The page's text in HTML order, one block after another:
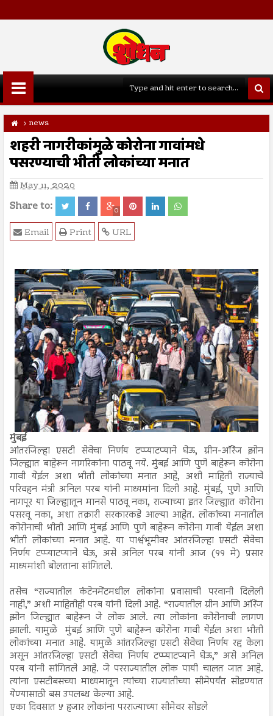
news
शहरी नागरीकांमुळे कोरोना गावांमधे
पसरण्याची भीती लोकांच्या मनात
May 11, 2020
Share to: 0
URL
Print
Email
मुंबई
आंतरजिल्हा एसटी सेवेचा निर्णय टप्प्याटप्याने घेऊ, ग्रीन-ऑरेंज झोन
जिल्ह्यात बाहेरून नागरिकांना पाठवू नये. मुंबई आणि पुणे बाहेरून कोरोना
गावी येईल अशा भीती लोकांच्या मनात आहे, अशी माहिती राज्याचे
परिवहन मंत्री अनिल परब यांनी माध्यमांना दिली आहे. मुंबई, पुणे आणि
नागपूर या जिल्ह्यातून मानसे पाठवू नका, राज्याच्या इतर जिल्ह्यात कोरोना
पसरवू नका, अशा तक्रारी सरकारकडे आल्या आहेत. लोकांच्या मनातील
कोरोनाची भीती आणि मुंबई आणि पुणे बाहेरून कोरोना गावी येईल अशा
भीती लोकांच्या मनात आहे. या पार्श्वभूमीवर आंतरजिल्हा एसटी सेवेचा
निर्णय टप्प्याटप्याने घेऊ, असे अनिल परब यांनी आज (११ मे) प्रसार
माध्यमांशी बोलताना सांगितले.
तसेच “राज्यातील कंटेनमेंटमधील लोकांना प्रवासाची परवानी दिलेली
नाही,” अशी माहितीही परब यांनी दिली आहे. “राज्यातील ग्रीन आणि ऑरेंज
झोन जिल्ह्यात बाहेरून जे लोक आले. त्या लोकांना कोरोनाची लागण
झाली. यामुळे मुंबई आणि पुणे बाहेरून कोरोना गावी येईल अशा भीती
लोकांच्या मनात आहे. यामुळे आंतरजिल्हा एसटी सेवेचा निर्णय रद्द केला
असून आंतरजिल्हा एसटी सेवेचा निर्णय टप्प्याटप्याने घेऊ,” असे अनिल
परब यांनी सांगितले आहे. जे परराज्यातील लोक पायी चालत जात आहे.
त्यांना एसटीबसच्या माध्यमातून त्यांच्या राज्यातीच्या सीमेपर्यंत सोडण्यात
येण्यासाठी बस उपलब्ध केल्या आहे.
एका दिवसात ५ हजार लोकांना परराज्याच्या सीमेवर सोडले